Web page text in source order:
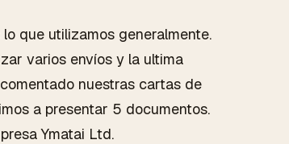
que utilizamos generalmente.
varios envíos y la ultima
nuestras cartas de
a presentar 5 documentos.
Ymatai Ltd.